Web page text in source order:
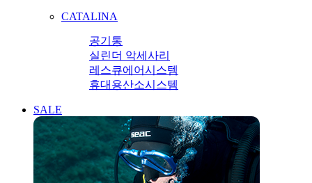
CATALINA
공기통
실린더 악세사리
레스큐에어시스템
휴대용산소시스템
SALE